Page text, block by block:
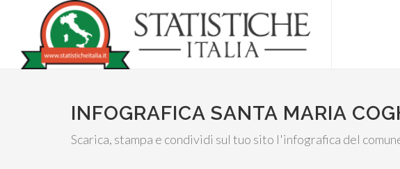
INFOGRAFICA SANTA MARIA
Scarica, stampa e condividi sul tuo sito l'infografica del